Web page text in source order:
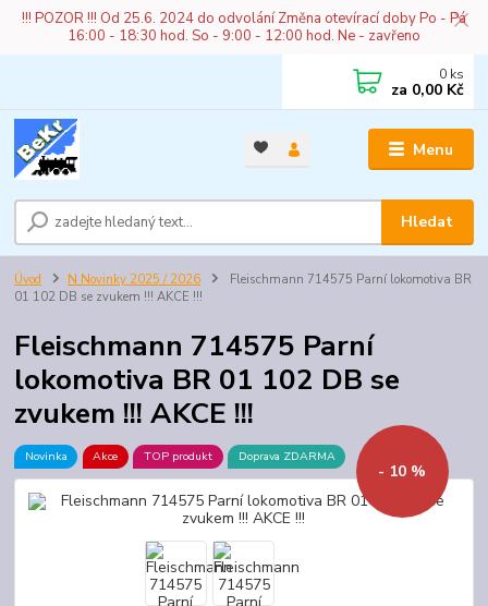
!!! POZOR !!! Od 25.6. 2024 do odvolání Změna otevírací doby Po - Pá
16:00 - 18:30 hod. So - 9:00 - 12:00 hod. Ne - zavřeno
Menu
Hledat
0 ks
za 0,00 Kč
Úvod N Novinky 2025 / 2026
Fleischmann 714575 Parní lokomotiva BR
01 102 DB se zvukem !!! AKCE !!!
Fleischmann 714575 Parní
lokomotiva BR 01 102 DB se
zvukem !!! AKCE !!!
Novinka Akce TOP produkt Doprava ZDARMA
- 10 %